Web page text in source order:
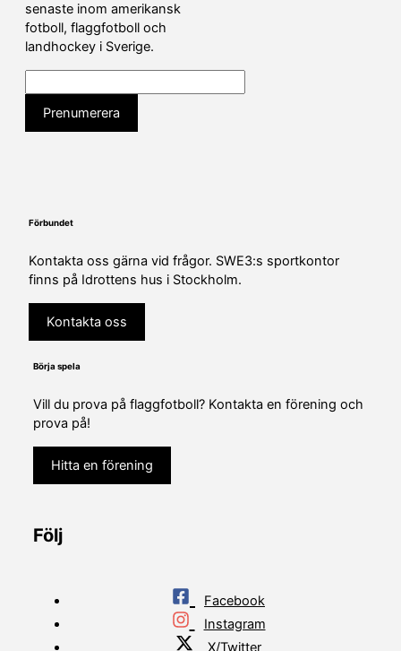
senaste inom amerikansk
fotboll, flaggfotboll och
landhockey i Sverige.
Förbundet
Kontakta oss gärna vid frågor. SWE3:s sportkontor
finns på Idrottens hus i Stockholm.
Kontakta oss
Börja spela
Vill du prova på flaggfotboll? Kontakta en förening och
prova på!
Hitta en förening
Följ
Facebook
Instagram
X/Twitter